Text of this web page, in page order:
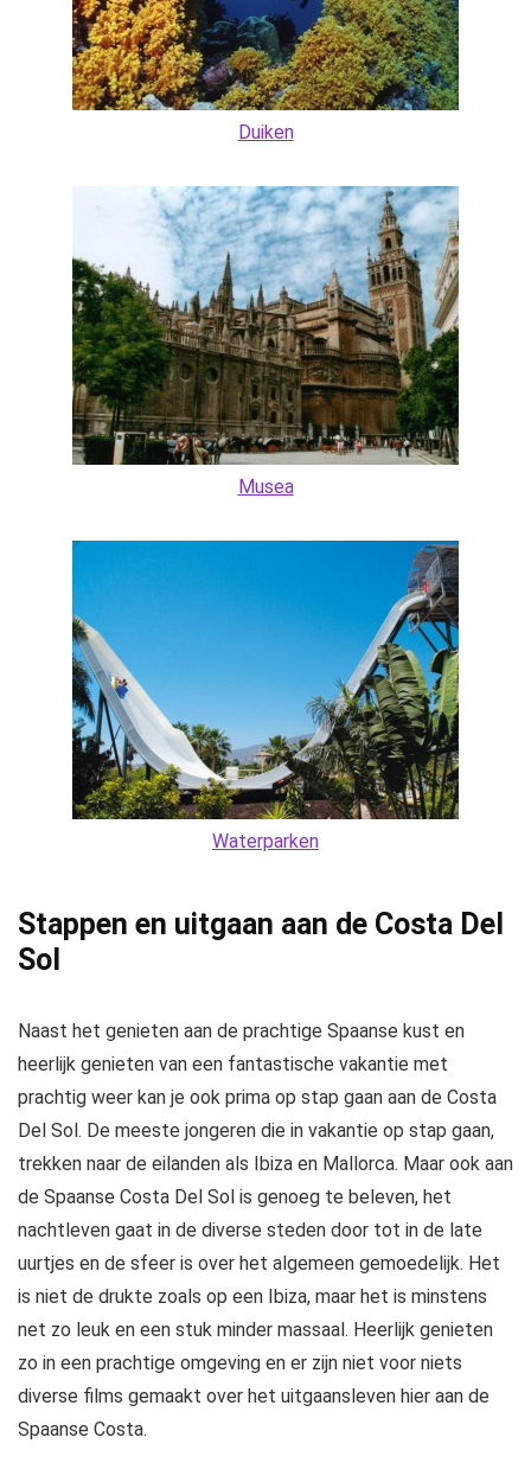
Duiken
Musea
Waterparken
Stappen en uitgaan aan de Costa Del
Sol
Naast het genieten aan de prachtige Spaanse kust en
heerlijk genieten van een fantastische vakantie met
prachtig weer kan je ook prima op stap gaan aan de Costa
Del Sol. De meeste jongeren die in vakantie op stap gaan,
trekken naar de eilanden als Ibiza en Mallorca. Maar ook aan
de Spaanse Costa Del Sol is genoeg te beleven, het
nachtleven gaat in de diverse steden door tot in de late
uurtjes en de sfeer is over het algemeen gemoedelijk. Het
is niet de drukte zoals op een Ibiza, maar het is minstens
net zo leuk en een stuk minder massaal. Heerlijk genieten
zo in een prachtige omgeving en er zijn niet voor niets
diverse films gemaakt over het uitgaansleven hier aan de
Spaanse Costa.